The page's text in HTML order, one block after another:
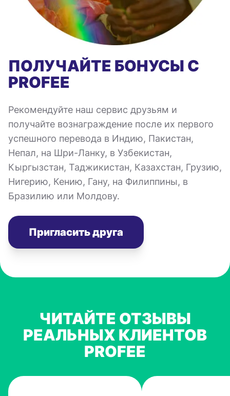
ПОЛУЧАЙТЕ БОНУСЫ С
PROFEE
Рекомендуйте наш сервис друзьям и
получайте вознаграждение после их первого
успешного перевода в Индию, Пакистан,
Непал, на Шри-Ланку, в Узбекистан,
Кыргызстан, Таджикистан, Казахстан, Грузию,
Нигерию, Кению, Гану, на Филиппины, в
Бразилию или Молдову.
Пригласить друга
ЧИТАЙТЕ ОТЗЫВЫ
РЕАЛЬНЫХ КЛИЕНТОВ
PROFEE